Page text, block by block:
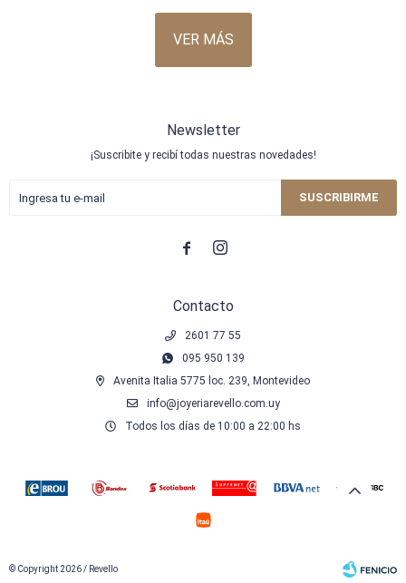
VER MÁS
Contacto
2601 77 55
095 950 139
Avenita Italia 5775 loc. 239, Montevideo
info@joyeriarevello.com.uy
Todos los días de 10:00 a 22:00 hs
Newsletter
¡Suscribite y recibí todas nuestras novedades!
SUSCRIBIRME
 
© Copyright 2026 / Revello